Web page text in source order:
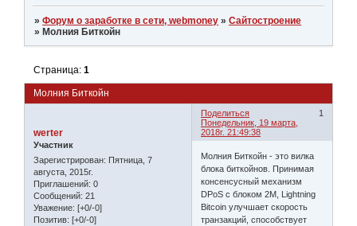
»Форум о заработке в сети, webmoney »Сайтостроение
» Молния Биткойн
Молния Биткойн
Страница:1
Поделиться
1
Понедельник, 19 марта,
2018г. 21:49:38
werter
Участник
Зарегистрирован: Пятница, 7
августа, 2015г.
Приглашений: 0
Сообщений: 21
Уважение: [+0/-0]
Позитив: [+0/-0]
Молния Биткойн - это вилка
блока биткойнов. Принимая
консенсусный механизм
DPoS с блоком 2M, Lightning
Bitcoin улучшает скорость
транзакций, способствует